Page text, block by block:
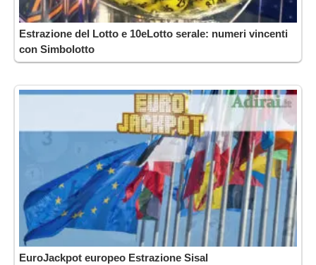
Estrazione del Lotto e 10eLotto serale: numeri vincenti
con Simbolotto
EuroJackpot europeo Estrazione Sisal